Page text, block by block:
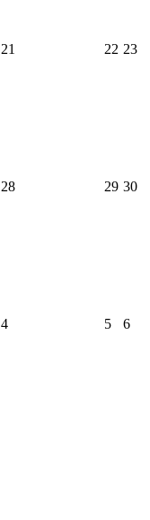
21 22 23
28 29 30
4 5 6